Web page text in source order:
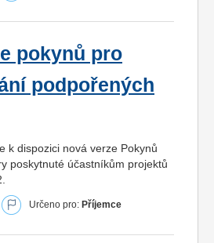
pokynů pro
podpořených
k dispozici nová verze Pokynů
poskytnuté účastníkům projektů
Určeno pro: Příjemce